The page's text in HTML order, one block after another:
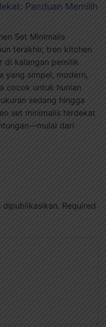
Panduan Memilih
Set Minimalis
terakhir, tren kitchen
di kalangan pemilik
yang simpel, modern,
cocok untuk hunian
sedang hingga
set minimalis terdekat
dari
Required